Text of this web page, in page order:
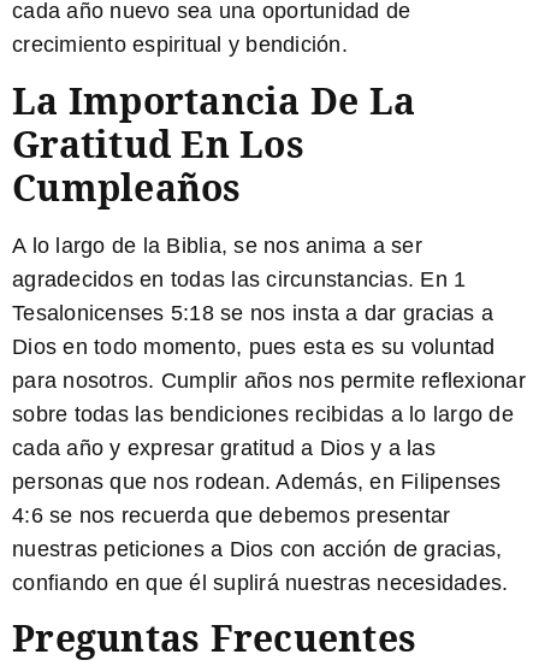
cada año nuevo sea una oportunidad de
crecimiento espiritual y bendición.
La Importancia De La
Gratitud En Los
Cumpleaños
A lo largo de la Biblia, se nos anima a ser
agradecidos en todas las circunstancias. En 1
Tesalonicenses 5:18 se nos insta a dar gracias a
Dios en todo momento, pues esta es su voluntad
para nosotros. Cumplir años nos permite reflexionar
sobre todas las bendiciones recibidas a lo largo de
cada año y expresar gratitud a Dios y a las
personas que nos rodean. Además, en Filipenses
4:6 se nos recuerda que debemos presentar
nuestras peticiones a Dios con acción de gracias,
confiando en que él suplirá nuestras necesidades.
Preguntas Frecuentes